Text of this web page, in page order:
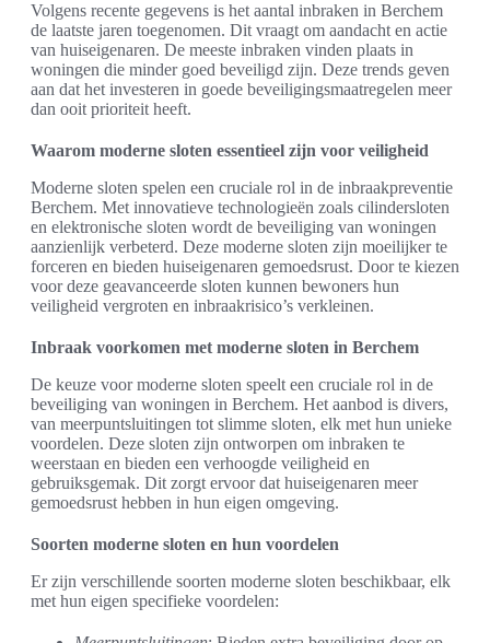
Volgens recente gegevens is het aantal inbraken in Berchem
de laatste jaren toegenomen. Dit vraagt om aandacht en actie
van huiseigenaren. De meeste inbraken vinden plaats in
woningen die minder goed beveiligd zijn. Deze trends geven
aan dat het investeren in goede beveiligingsmaatregelen meer
dan ooit prioriteit heeft.
Waarom moderne sloten essentieel zijn voor veiligheid
Moderne sloten spelen een cruciale rol in de inbraakpreventie
Berchem. Met innovatieve technologieën zoals cilindersloten
en elektronische sloten wordt de beveiliging van woningen
aanzienlijk verbeterd. Deze moderne sloten zijn moeilijker te
forceren en bieden huiseigenaren gemoedsrust. Door te kiezen
voor deze geavanceerde sloten kunnen bewoners hun
veiligheid vergroten en inbraakrisico’s verkleinen.
Inbraak voorkomen met moderne sloten in Berchem
De keuze voor moderne sloten speelt een cruciale rol in de
beveiliging van woningen in Berchem. Het aanbod is divers,
van meerpuntsluitingen tot slimme sloten, elk met hun unieke
voordelen. Deze sloten zijn ontworpen om inbraken te
weerstaan en bieden een verhoogde veiligheid en
gebruiksgemak. Dit zorgt ervoor dat huiseigenaren meer
gemoedsrust hebben in hun eigen omgeving.
Soorten moderne sloten en hun voordelen
Er zijn verschillende soorten moderne sloten beschikbaar, elk
met hun eigen specifieke voordelen: